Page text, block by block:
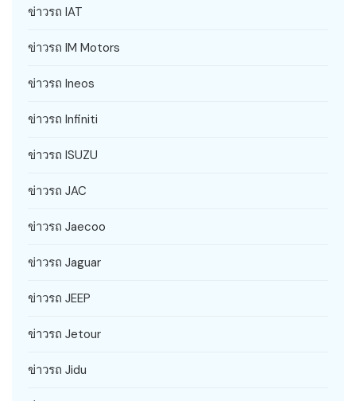
ข่าวรถ IAT
ข่าวรถ IM Motors
ข่าวรถ Ineos
ข่าวรถ Infiniti
ข่าวรถ ISUZU
ข่าวรถ JAC
ข่าวรถ Jaecoo
ข่าวรถ Jaguar
ข่าวรถ JEEP
ข่าวรถ Jetour
ข่าวรถ Jidu